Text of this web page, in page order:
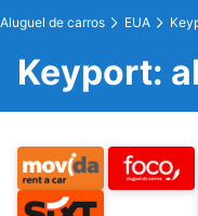
Aluguel de carros EUA
Keyport: